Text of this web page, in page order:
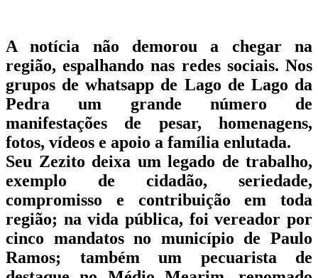
A notícia não demorou a chegar na
região, espalhando nas redes sociais. Nos
grupos de whatsapp de Lago de Lago da
Pedra um grande número de
manifestações de pesar, homenagens,
fotos, vídeos e apoio a família enlutada.
Seu Zezito deixa um legado de trabalho,
exemplo de cidadão, seriedade,
compromisso e contribuição em toda
região; na vida pública, foi vereador por
cinco mandatos no município de Paulo
Ramos; também um pecuarista de